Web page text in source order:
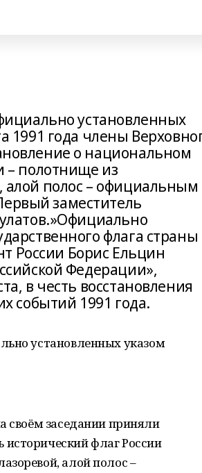
установленных
1991 года члены
о национальном
– полотнище из
алой полос – официальным
заместитель
флага страны
России Борис Ельцин
Федерации»,
в честь восстановления
событий 1991 года.
установленных указом
своём заседании приняли
флаг России
алой полос –